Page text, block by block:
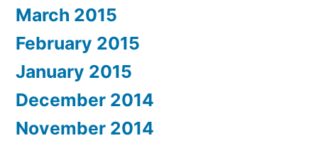
March 2015
February 2015
January 2015
December 2014
November 2014